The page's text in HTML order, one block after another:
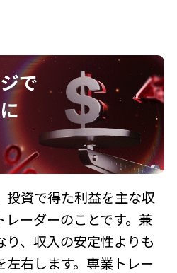
投資で得た利益を主な収
レーダーのことです。兼
り、収入の安定性よりも
左右します。専業トレー